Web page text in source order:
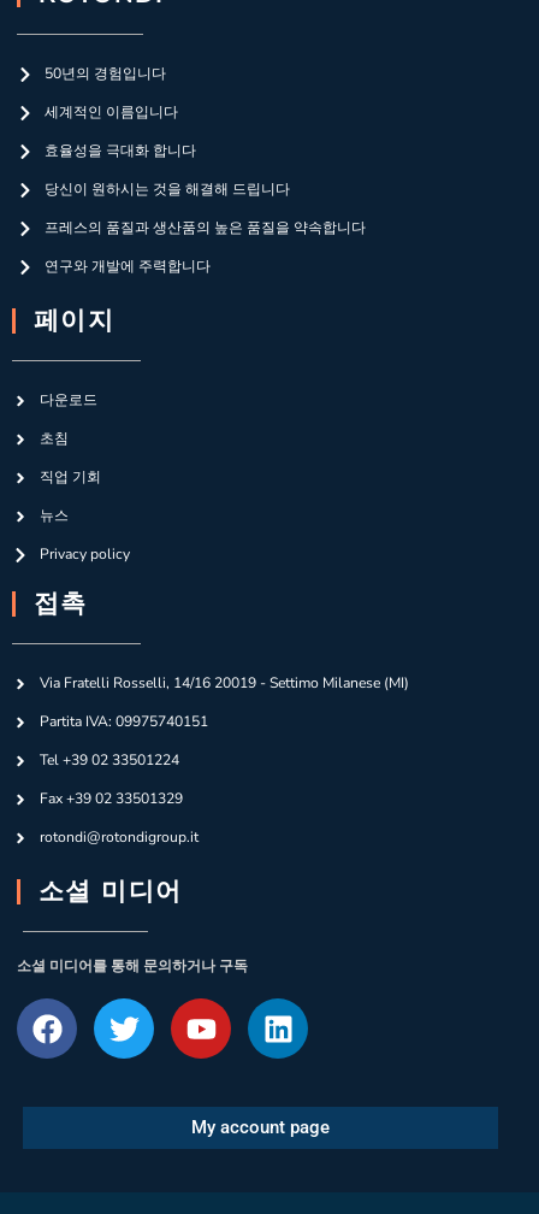
50년의 경험입니다
세계적인 이름입니다
효율성을 극대화 합니다
당신이 원하시는 것을 해결해 드립니다
프레스의 품질과 생산품의 높은 품질을 약속합니다
연구와 개발에 주력합니다
페이지
다운로드
초침
직업 기회
뉴스
Privacy policy
접촉
Via Fratelli Rosselli, 14/16 20019 - Settimo Milanese (MI)
Partita IVA: 09975740151
Tel +39 02 33501224
Fax +39 02 33501329
rotondi@rotondigroup.it
소셜 미디어
소셜 미디어를 통해 문의하거나 구독
My account page